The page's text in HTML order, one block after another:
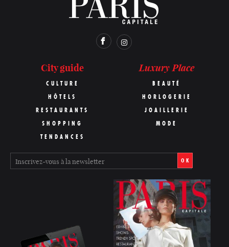
City guide
CULTURE
HÔTELS
RESTAURANTS
SHOPPING
TENDANCES
Luxury Place
BEAUTÉ
HORLOGERIE
JOAILLERIE
MODE
OK